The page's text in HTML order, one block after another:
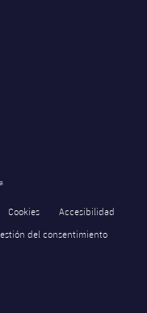
Cookies
Accesibilidad
del consentimiento